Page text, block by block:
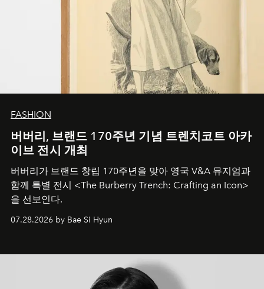
FASHION
버버리, 브랜드 170주년 기념 트렌치코트 아카
이브 전시 개최
버버리가 브랜드 창립 170주년을 맞아 영국 V&A 뮤지엄과
함께 특별 전시 <The Burberry Trench: Crafting an Icon>
을 선보인다.
07.28.2026 by Bae Si Hyun